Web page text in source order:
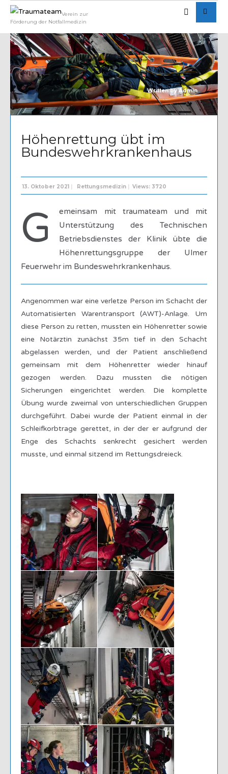
Verein zur
Förderung der Notfallmedizin
Written byAdmin
Höhenrettung übt im
Bundeswehrkrankenhaus
13. Oktober 2021 Rettungsmedizin Views: 3720
G
emeinsam mit traumateam und mit
Unterstützung des Technischen
Betriebsdienstes der Klinik übte die
Höhenrettungsgruppe der Ulmer
Feuerwehr im Bundeswehrkrankenhaus.
Angenommen war eine verletze Person im Schacht der
Automatisierten Warentransport (AWT)-Anlage. Um
diese Person zu retten, mussten ein Höhenretter sowie
eine Notärztin zunächst 35m tief in den Schacht
abgelassen werden, und der Patient anschließend
gemeinsam mit dem Höhenretter wieder hinauf
gezogen werden. Dazu mussten die nötigen
Sicherungen eingerichtet werden. Die komplette
Übung wurde zweimal von unterschiedlichen Gruppen
durchgeführt. Dabei wurde der Patient einmal in der
Schleifkorbtrage gerettet, in der der er aufgrund der
Enge des Schachts senkrecht gesichert werden
musste, und einmal sitzend im Rettungsdreieck.